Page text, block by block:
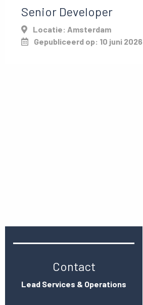
Senior Developer
Locatie: Amsterdam
Gepubliceerd op: 10 juni 2026
Contact
Lead Services & Operations